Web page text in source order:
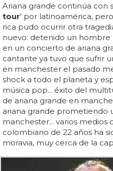
Ariana grande continúa con
tour' por latinoamérica,
rica pudo ocurrir otra
nuevo: detenido un
en un concierto de ariana
cantante ya tuvo que sufrir
en manchester el pasado
shock a todo el planeta y
música pop... éxito del
de ariana grande en
ariana grande prometiendo
manchester... varios
colombiano de 22 años ha
moravia, muy cerca de la